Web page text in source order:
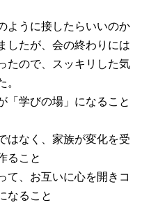
ように接したらいいのか
したが、会の終わりには
たので、スッキリした気
。
「学びの場」になること
はなく、家族が変化を受
ること
て、お互いに心を開きコ
なること